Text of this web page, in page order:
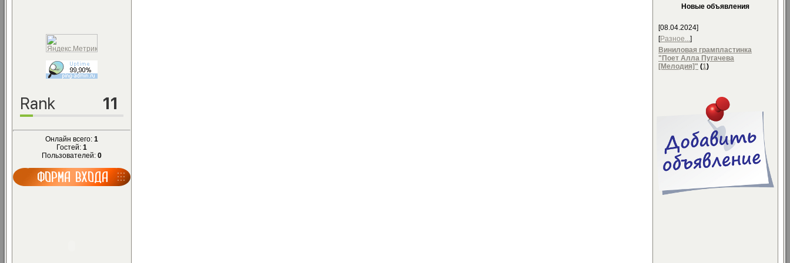
Онлайн всего: 1
Гостей: 1
Пользователей: 0
Новые объявления
[08.04.2024]
[Разное...]
Виниловая грампластинка
"Поет Алла Пугачева
[Мелодия]" (1)